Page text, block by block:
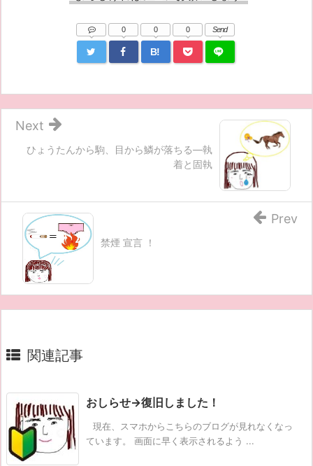
0
B!
0 0 Send
ひょうたんから駒、目から鱗が落ちる―執
着と固執
Next
禁煙 宣言 ！
Prev
関連記事
おしらせ→復旧しました！
現在、スマホからこちらのブログが見れなくなっ
ています。 画面に早く表示されるよう ...